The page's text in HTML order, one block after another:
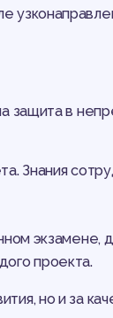
в
Знания
проекта.
но и за